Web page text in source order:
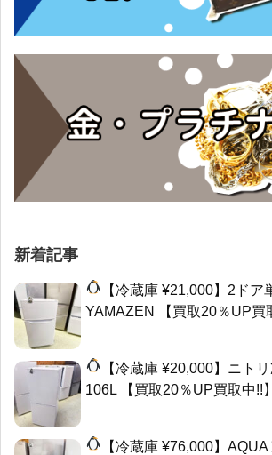
新着記事
【冷蔵庫 ¥21,000】2ドア
YAMAZEN 【買取20％UP買
【冷蔵庫 ¥20,000】ニト
106L 【買取20％UP買取中!!】
【冷蔵庫 ¥76,000】